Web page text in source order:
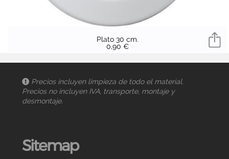
Plato 30 cm.
0,90 €
Precios incluyen limpieza de todo el material.
Precios no incluyen IVA, transporte, montaje y
desmontaje.
Sitemap